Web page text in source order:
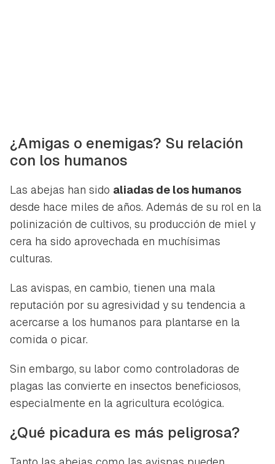
¿Amigas o enemigas? Su relación
con los humanos
Las abejas han sido aliadas de los humanos
desde hace miles de años. Además de su rol en la
polinización de cultivos, su producción de miel y
cera ha sido aprovechada en muchísimas
culturas.
Las avispas, en cambio, tienen una mala
reputación por su agresividad y su tendencia a
acercarse a los humanos para plantarse en la
comida o picar.
Sin embargo, su labor como controladoras de
plagas las convierte en insectos beneficiosos,
especialmente en la agricultura ecológica.
¿Qué picadura es más peligrosa?